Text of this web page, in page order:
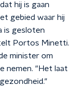
hij is gaan
gebied waar hij
is gesloten
Portos Minetti.
minister om
nemen. "Het laat